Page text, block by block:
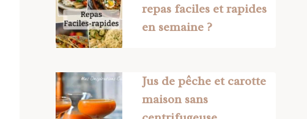
repas faciles et rapides
en semaine ?
Jus de pêche et carotte
maison sans